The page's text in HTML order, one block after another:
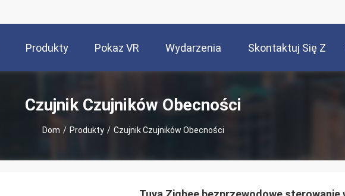
Produkty Pokaz VR Wydarzenia Skontaktuj Się Z
Czujnik Czujników Obecności
Dom / Produkty / Czujnik Czujników Obecności